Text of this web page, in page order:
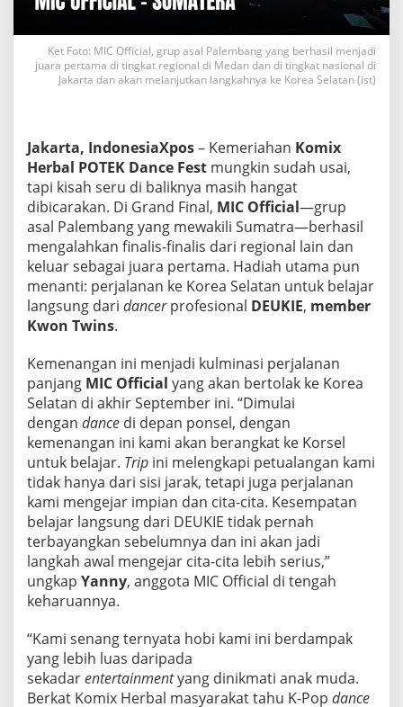
e
a
n
P
o
l
,
H
i
g
g
a
B
e
l
a
r
S
a
m
p
a
i
e
K
o
r
s
e
Ket Foto: MIC Official, grup asal Palembang yang berhasil menjadi
juara pertama di tingkat regional di Medan dan di tingkat nasional di
Jakarta dan akan melanjutkan langkahnya ke Korea Selatan (ist)
Jakarta, IndonesiaXpos– Kemeriahan Komix
Herbal POTEK Dance Fest mungkin sudah usai,
tapi kisah seru di baliknya masih hangat
dibicarakan. Di Grand Final, MIC Official—grup
asal Palembang yang mewakili Sumatra—berhasil
mengalahkan finalis-finalis dari regional lain dan
keluar sebagai juara pertama. Hadiah utama pun
menanti: perjalanan ke Korea Selatan untuk belajar
langsung dari dancerprofesional DEUKIE, member
Kwon Twins.
Kemenangan ini menjadi kulminasi perjalanan
panjang MIC Official yang akan bertolak ke Korea
Selatan di akhir September ini. “Dimulai
dengan dance di depan ponsel, dengan
kemenangan ini kami akan berangkat ke Korsel
untuk belajar. Trip ini melengkapi petualangan kami
tidak hanya dari sisi jarak, tetapi juga perjalanan
kami mengejar impian dan cita-cita. Kesempatan
belajar langsung dari DEUKIE tidak pernah
terbayangkan sebelumnya dan ini akan jadi
langkah awal mengejar cita-cita lebih serius,”
ungkap Yanny, anggota MIC Official di tengah
keharuannya.
“Kami senang ternyata hobi kami ini berdampak
yang lebih luas daripada
sekadarentertainmentyang dinikmati anak muda.
Berkat Komix Herbal masyarakat tahu K-Pop dance